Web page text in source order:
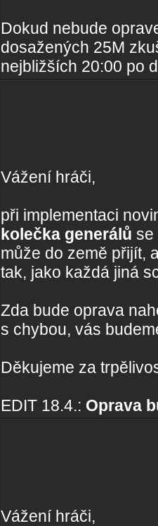
Dokud nebude
dosažených 25M
nejbližších 20:00 po
Vážení hráči,
při implementaci
kolečka generálů se
může do země přijít,
tak, jako každá jiná
Zda bude oprava
s chybou, vás
Děkujeme za
EDIT 18.4.: Oprava
Vážení hráči,